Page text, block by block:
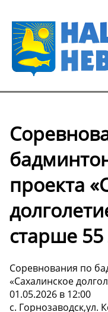
проекта
старше 55
Соревнования по
«Сахалинское
01.05.2026 в 12:00
с. Горнозаводск,ул.